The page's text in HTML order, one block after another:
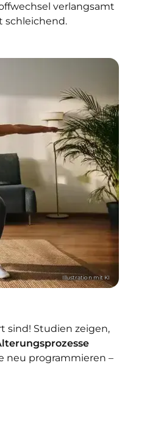
verlangsamt
schleichend.
sind! Studien zeigen,
neu programmieren –